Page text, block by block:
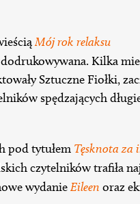
Mój rok relaksu
Kilka
Sztuczne Fiołki,
spędzających
pod tytułem Tęsknota za
czytelników trafiła
wydanieEileen oraz